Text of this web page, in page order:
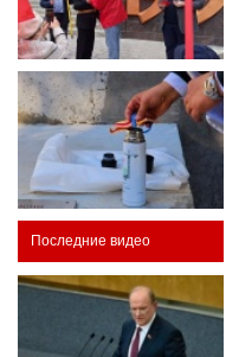
Последние видео